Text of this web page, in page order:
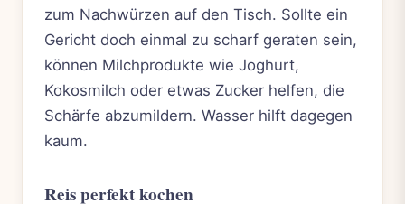
zum Nachwürzen auf den Tisch. Sollte ein
Gericht doch einmal zu scharf geraten sein,
können Milchprodukte wie Joghurt,
Kokosmilch oder etwas Zucker helfen, die
Schärfe abzumildern. Wasser hilft dagegen
kaum.
Reis perfekt kochen